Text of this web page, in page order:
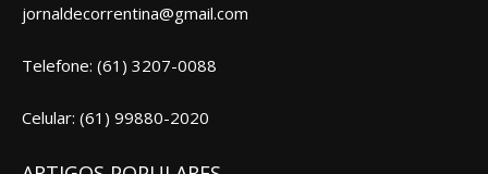
jornaldecorrentina@gmail.com
Telefone: (61) 3207-0088
Celular: (61) 99880-2020